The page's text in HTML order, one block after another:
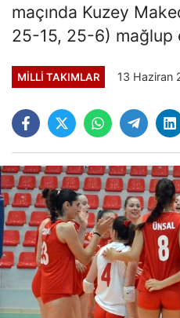
maçında Kuzey
25-15, 25-6) mağlup
MILLI TAKIMLAR 13 Haziran